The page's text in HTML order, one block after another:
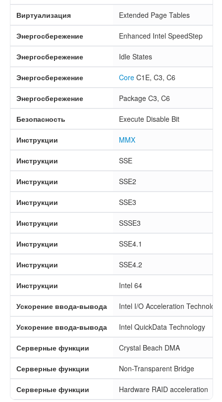
Виртуализация Extended Page Tables
Энергосбережение Enhanced Intel SpeedStep
Энергосбережение Idle States
Энергосбережение Core C1E, C3, C6
Энергосбережение Package C3, C6
Безопасность Execute Disable Bit
Инструкции MMX
Инструкции SSE
Инструкции SSE2
Инструкции SSE3
Инструкции SSSE3
Инструкции SSE4.1
Инструкции SSE4.2
Инструкции Intel 64
Ускорение ввода-вывода Intel I/O Acceleration Technology
Ускорение ввода-вывода Intel QuickData Technology
Серверные функции Crystal Beach DMA
Серверные функции Non-Transparent Bridge
Серверные функции Hardware RAID acceleration